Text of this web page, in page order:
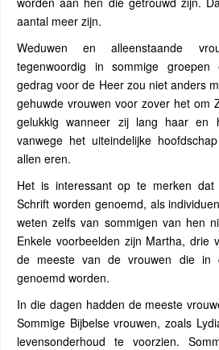
aantal meer zijn.
Weduwen en alleenstaande
tegenwoordig in sommige groepen
gedrag voor de Heer zou niet anders
gehuwde vrouwen voor zover het om
gelukkig wanneer zij lang haar en
vanwege het uiteindelijke
allen eren.
Het is interessant op te merken
Schrift worden genoemd, als
weten zelfs van sommigen van hen
Enkele voorbeelden zijn Martha, drie
de meeste van de vrouwen die in
genoemd worden.
In die dagen hadden de meeste
Sommige Bijbelse vrouwen, zoals
levensonderhoud te voorzien.